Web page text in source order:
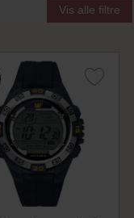
Vis alle filtre